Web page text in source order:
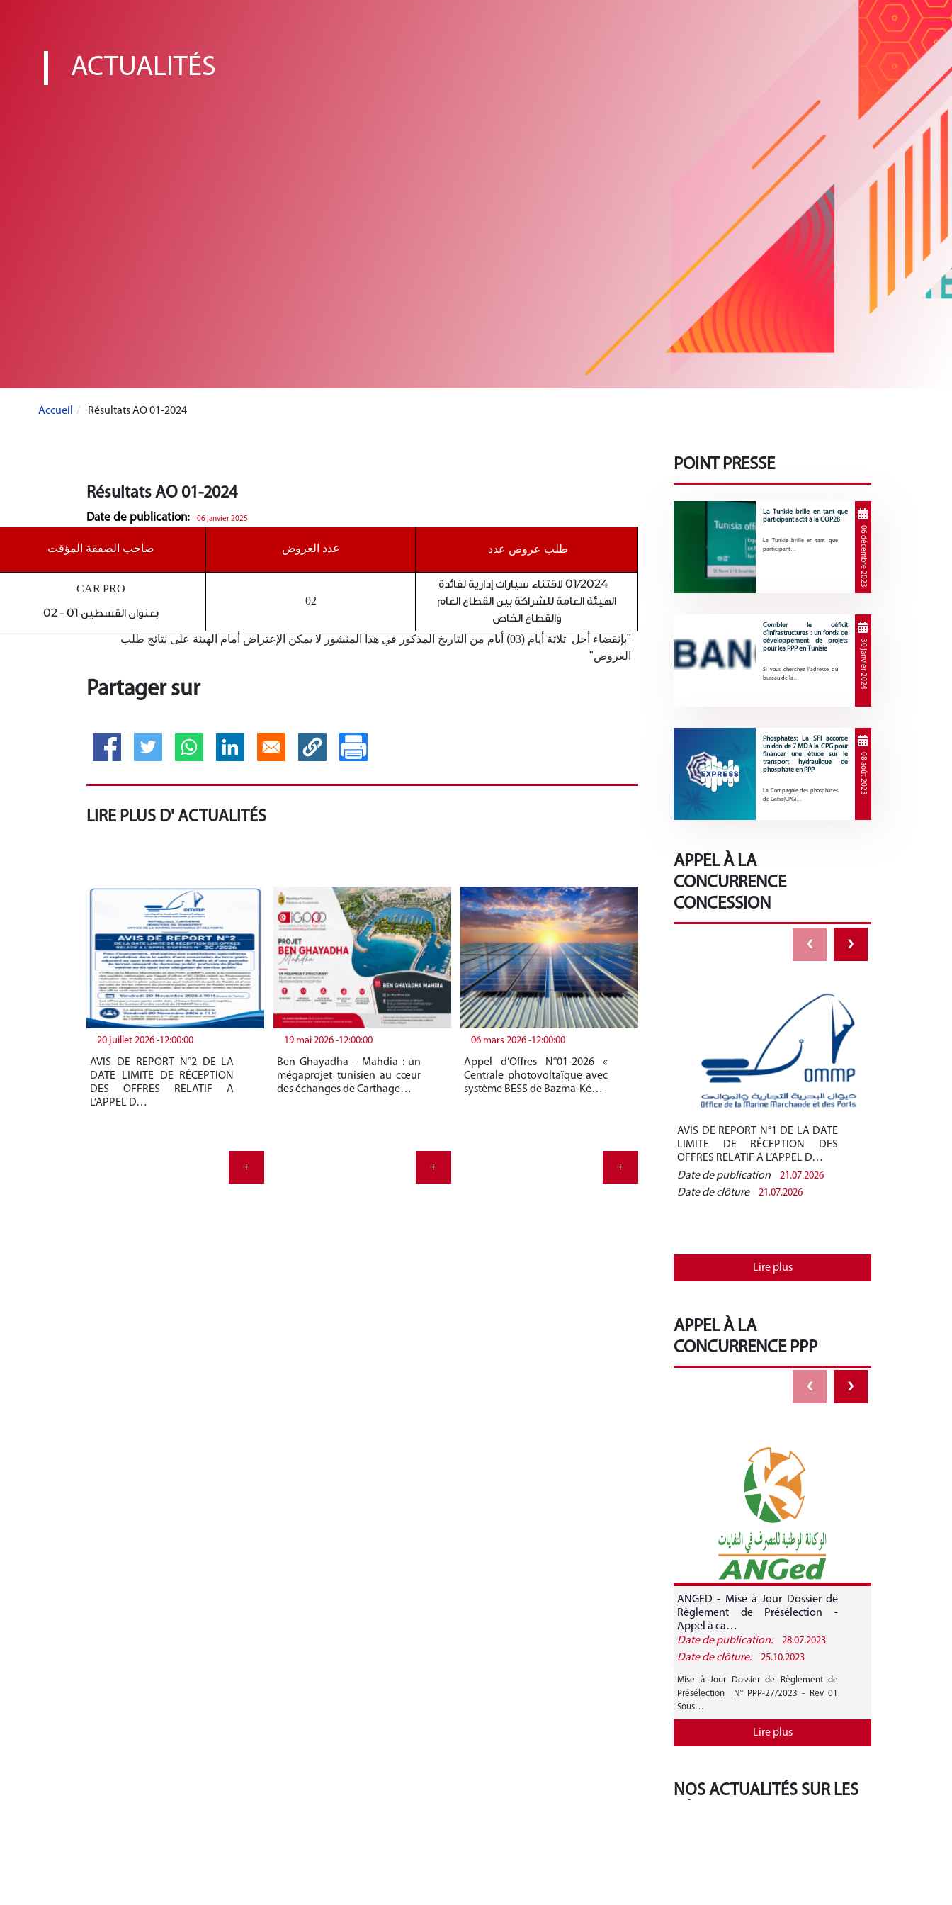
ACTUALITÉS
Accueil Résultats AO 01-2024
Résultats AO 01-2024
Date de publication: 06 janvier 2025
طلب عروض عدد عدد العروض صاحب الصفقة المؤقت
01/2024 لاقتناء سيارات إدارية لفائدة
الهيئة العامة للشراكة بين القطاع العام
والقطاع الخاص
02
CAR PRO
بعنوان القسطين 01 - 02
"بإنقضاء أجل ثلاثة أيام (03) أيام من التاريخ المذكور في هذا المنشور لا يمكن الإعتراض أمام الهيئة على نتائج طلب
العروض"
Partager sur
LIRE PLUS D' ACTUALITÉS
20 juillet 2026 -12:00:00
AVIS DE REPORT N°2 DE LA
DATE LIMITE DE RÉCEPTION
DES OFFRES RELATIF A
L’APPEL D…
+
19 mai 2026 -12:00:00
Ben Ghayadha – Mahdia : un
mégaprojet tunisien au cœur
des échanges de Carthage…
+
06 mars 2026 -12:00:00
Appel d’Offres N°01-2026 «
Centrale photovoltaïque avec
système BESS de Bazma-Ké…
+
POINT PRESSE
La Tunisie brille en tant que
participant actif à la COP28
La Tunisie brille en tant que
participant…
06 décembre 2023
Combler le déficit
d’infrastructures : un fonds de
développement de projets
pour les PPP en Tunisie
Si vous cherchez l’adresse du
bureau de la…
30 janvier 2024
Phosphates: La SFI accorde
un don de 7 MD à la CPG pour
financer une étude sur le
transport hydraulique de
phosphate en PPP
La Compagnie des phosphates
de Gafsa(CPG)…
08 août 2023
APPEL À LA
CONCURRENCE
CONCESSION
AVIS DE REPORT N°1 DE LA DATE
LIMITE DE RÉCEPTION DES
OFFRES RELATIF A L’APPEL D…
Date de publication
21.07.2026
Date de clôture 21.07.2026
Lire plus
‹ ›
APPEL À LA
CONCURRENCE PPP
ANGED - Mise à Jour Dossier de
Règlement de Présélection -
Appel à ca…
Date de publication:
28.07.2023
Date de clôture: 25.10.2023
Mise à Jour Dossier de Règlement de
Présélection N° PPP-27/2023 - Rev 01
Sous…
Lire plus
‹ ›
NOS ACTUALITÉS SUR LES